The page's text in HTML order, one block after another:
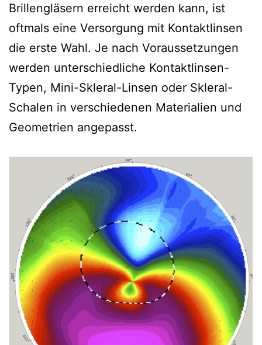
Brillengläsern erreicht werden kann, ist
oftmals eine Versorgung mit Kontaktlinsen
die erste Wahl. Je nach Voraussetzungen
werden unterschiedliche Kontaktlinsen-
Typen, Mini-Skleral-Linsen oder Skleral-
Schalen in verschiedenen Materialien und
Geometrien angepasst.